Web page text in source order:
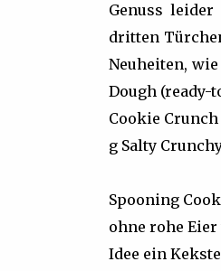
Genuss
dritten
Neuheiten,
Dough (ready-
Cookie Crunch
g Salty
Spooning
ohne rohe
Idee ein